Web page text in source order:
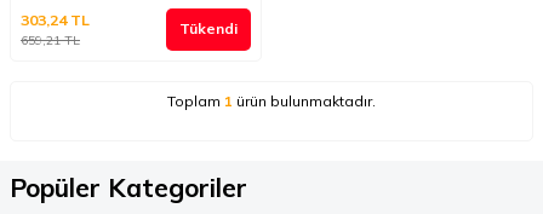
659,21TL
303,24TL Tükendi
Toplam 1 ürün bulunmaktadır.
Popüler Kategoriler